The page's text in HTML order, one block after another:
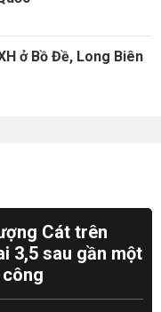
ở Bồ Đề, Long Biên
Cát trên
3,5 sau gần một